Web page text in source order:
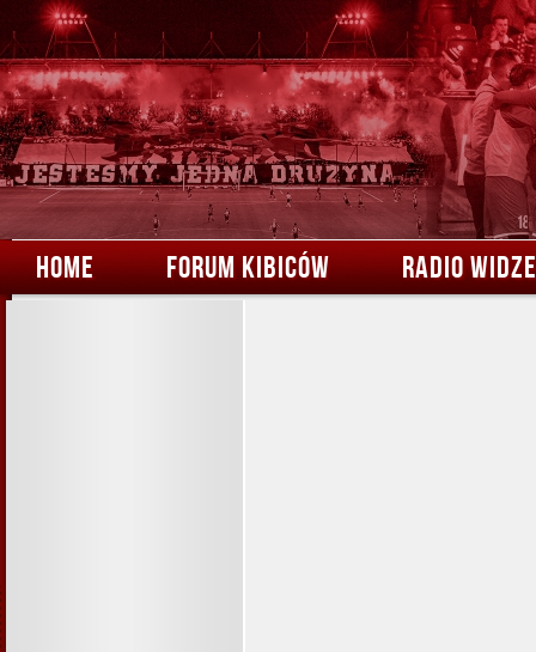
HOME FORUM KIBICÓW RADIO